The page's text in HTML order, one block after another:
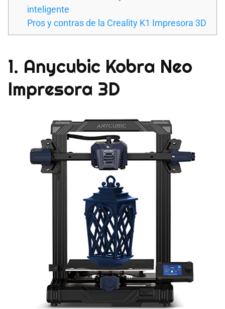
inteligente
Pros y contras de la Creality K1 Impresora 3D
1. Anycubic Kobra Neo
Impresora 3D